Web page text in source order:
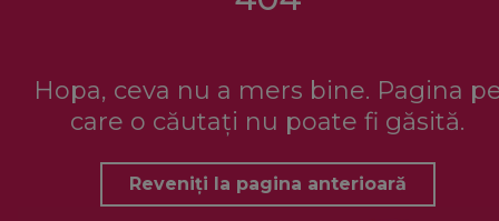
Hopa, ceva nu a mers bine. Pagina
care o căutați nu poate fi găsită.
Reveniți la pagina anterioară